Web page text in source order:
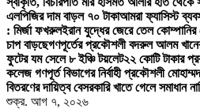
এলপিজির দাম বাড়ল ৭০ টাকাআমরা ফ্যাসিস্ট
: মির্জা ফখরুলইরান যুদ্ধের জেরে তেল কোম্পানির
চাপ বাড়ছেগণপূর্তের প্রকৌশলী বদরুল আলম
ফুটের যম সেলে ৮ ইঞ্চি টয়লেট২২ কোটি টাকার
কলেজ গণপূর্ত বিভাগের নির্বাহী প্রকৌশলী
বিতরণের দায়িত্ব বেসরকারি খাতে গেলে সমাধান
শুক্র. আগ ৭, ২০২৬